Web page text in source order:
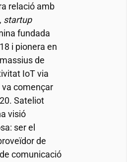
relació amb
startup
fundada
i pionera en
de
IoT via
va començar
Sateliot
visió
ser el
de
comunicació